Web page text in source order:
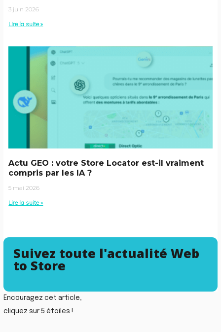
Encouragez cet article,
cliquez sur 5 étoiles !
3 juin 2026
Lire la suite »
Actu GEO : votre Store Locator est-il vraiment
compris par les IA ?
5 mai 2026
Lire la suite »
Suivez toute l'actualité Web
to Store